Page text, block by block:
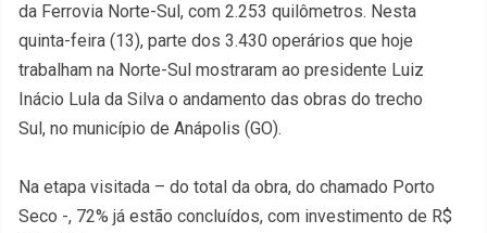
da Ferrovia Norte-Sul, com 2.253 quilômetros. Nesta
quinta-feira (13), parte dos 3.430 operários que hoje
trabalham na Norte-Sul mostraram ao presidente Luiz
Inácio Lula da Silva o andamento das obras do trecho
Sul, no município de Anápolis (GO).
Na etapa visitada – do total da obra, do chamado Porto
Seco -, 72% já estão concluídos, com investimento de R$